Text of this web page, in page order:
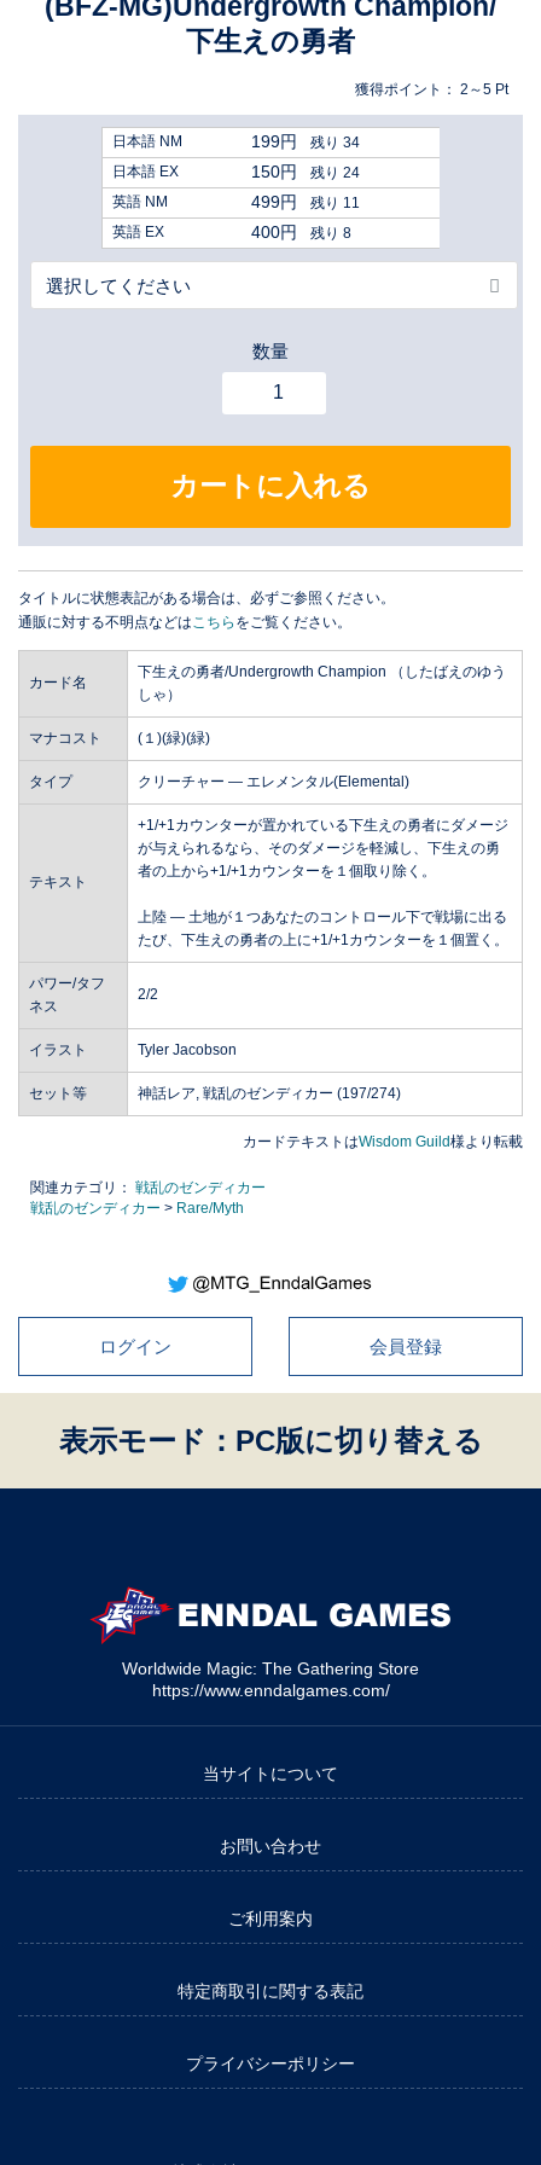
(BFZ-MG)Undergrowth Champion/
下生えの勇者
獲得ポイント： 2～5 Pt
日本語 NM 199円
残り 34
日本語 EX
150円
残り 24
英語 NM
499円
残り 11
英語 EX
400円 残り 8
数量
カートに入れる
タイトルに状態表記がある場合は、必ずご参照ください。
通販に対する不明点などは こちら をご覧ください。
カード名
下生えの勇者/Undergrowth Champion （したばえのゆう
しゃ）
マナコスト (１)(緑)(緑)
タイプ クリーチャー ― エレメンタル(Elemental)
テキスト
+1/+1カウンターが置かれている下生えの勇者にダメージ
が与えられるなら、そのダメージを軽減し、下生えの勇
者の上から+1/+1カウンターを１個取り除く。
上陸 ― 土地が１つあなたのコントロール下で戦場に出る
たび、下生えの勇者の上に+1/+1カウンターを１個置く。
パワー/タフ
ネス
2/2
イラスト Tyler Jacobson
セット等 神話レア, 戦乱のゼンディカー (197/274)
カードテキストはWisdom Guild様より転載
関連カテゴリ： 戦乱のゼンディカー
戦乱のゼンディカー > Rare/Myth
ログイン 会員登録
表示モード：PC版に切り替える
Worldwide Magic: The Gathering Store
https://www.enndalgames.com/
当サイトについて
お問い合わせ
ご利用案内
特定商取引に関する表記
プライバシーポリシー